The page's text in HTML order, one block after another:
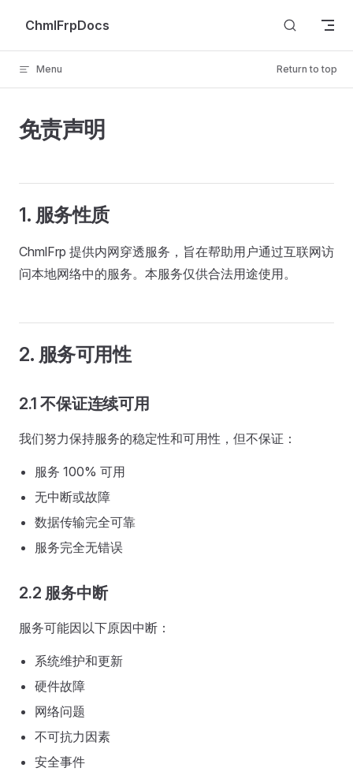
Skip to content
ChmlFrpDocs
Menu Return to top
免责声明
1. 服务性质
ChmlFrp 提供内网穿透服务，旨在帮助用户通过互联网访
问本地网络中的服务。本服务仅供合法用途使用。
2. 服务可用性
2.1 不保证连续可用
我们努力保持服务的稳定性和可用性，但不保证：
服务 100% 可用
无中断或故障
数据传输完全可靠
服务完全无错误
2.2 服务中断
服务可能因以下原因中断：
系统维护和更新
硬件故障
网络问题
不可抗力因素
安全事件